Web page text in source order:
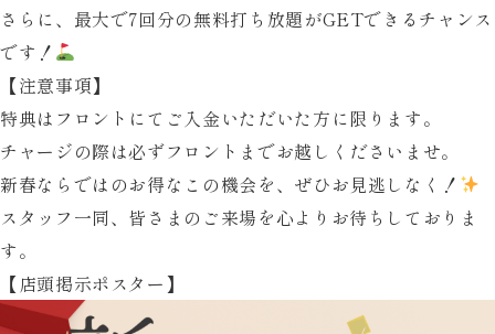
さらに、最大で7回分の無料打ち放題がGETできるチャンス
です！
【注意事項】
特典はフロントにてご入金いただいた方に限ります。
チャージの際は必ずフロントまでお越しくださいませ。
新春ならではのお得なこの機会を、ぜひお見逃しなく！
スタッフ一同、皆さまのご来場を心よりお待ちしておりま
す。
【店頭掲示ポスター】